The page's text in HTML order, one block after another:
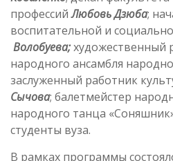
профессийЛюбовь Дзюба;
воспитательной и
Волобуева;художественный
народного ансамбля
заслуженный работник
Сычова; балетмейстер
народного танца
студенты вуза.
В рамках программы